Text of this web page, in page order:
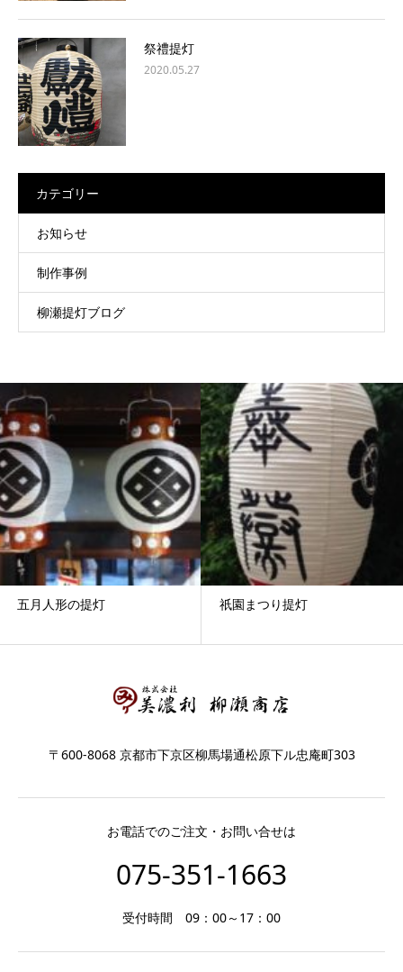
祭禮提灯
2020.05.27
カテゴリー
お知らせ
制作事例
柳瀬提灯ブログ
五月人形の提灯 祇園まつり提灯
〒600-8068 京都市下京区柳馬場通松原下ル忠庵町303
お電話でのご注文・お問い合せは
075-351-1663
受付時間 09：00～17：00